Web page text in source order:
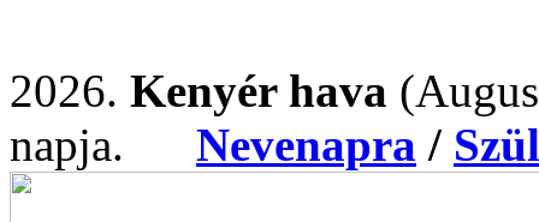
2026. Kenyér hava
napja. Nevenapra /